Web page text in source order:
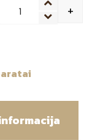
Quantity +